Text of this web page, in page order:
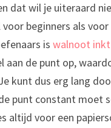
dat wil je uiteraard
voor beginners als
is walnoot inkt
aan de punt op,
kunt dus erg lang
punt constant moet
altijd voor een